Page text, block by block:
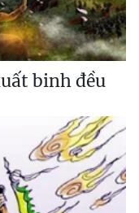
binh đều